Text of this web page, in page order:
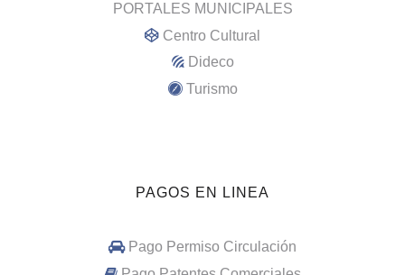
PORTALES MUNICIPALES
Centro Cultural
Dideco
Turismo
PAGOS EN LINEA
Pago Permiso Circulación